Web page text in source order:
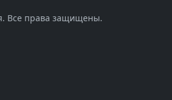
Все права защищены.